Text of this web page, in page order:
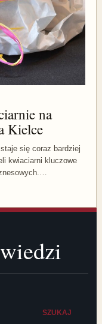
na
Kielce
się coraz bardziej
kwiaciarni kluczowe
SZUKAJ